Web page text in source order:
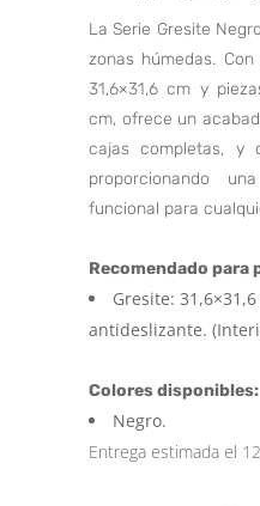
La Serie Gresite
zonas húmedas.
31,6×31,6 cm y
cm, ofrece un
cajas completas, y
proporcionando
funcional para
Recomendado para
Gresite:
antideslizante.
Colores disponibles:
Negro.
Entrega estimada el